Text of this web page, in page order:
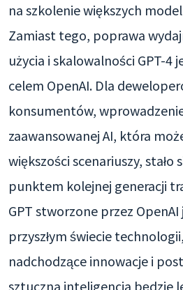
na szkolenie większych
Zamiast tego, poprawa
użycia i skalowalności GPT-4
celem OpenAI. Dla
konsumentów,
zaawansowanej AI, która
większości scenariuszy, stało
punktem kolejnej generacji
GPT stworzone przez
przyszłym świecie
nadchodzące innowacje i
sztuczna inteligencja będzie